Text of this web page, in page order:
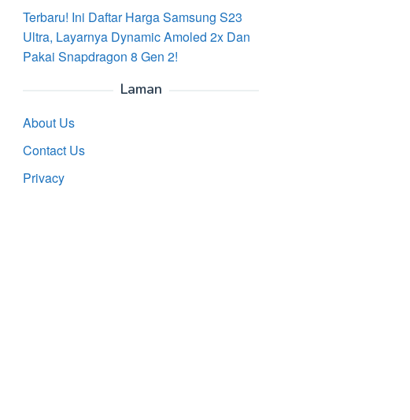
Terbaru! Ini Daftar Harga Samsung S23
Ultra, Layarnya Dynamic Amoled 2x Dan
Pakai Snapdragon 8 Gen 2!
Laman
About Us
Contact Us
Privacy